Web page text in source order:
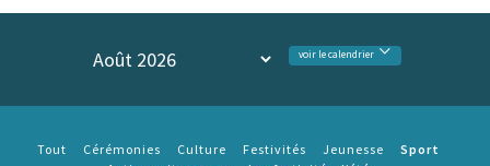
voir le calendrier
Tout Cérémonies Culture Festivités Jeunesse
Sport